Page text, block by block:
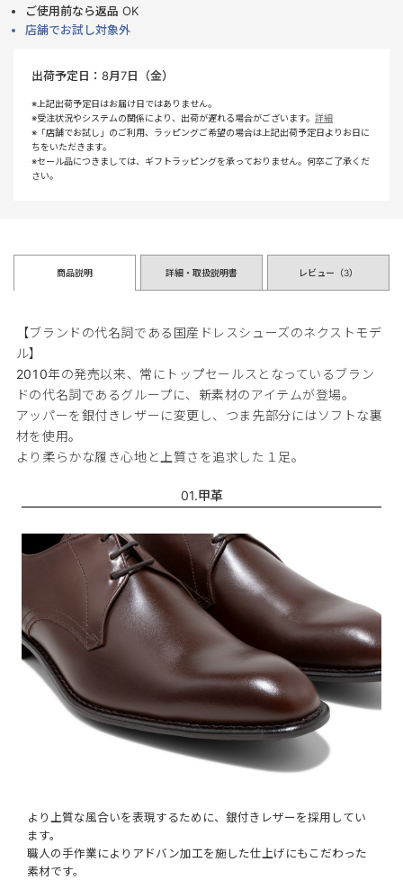
ご使用前なら返品 OK
店舗でお試し対象外
出荷予定日： 8月7日（金）
※上記出荷予定日はお届け日ではありません。
※受注状況やシステムの関係により、出荷が遅れる場合がございます。 詳細
※「店舗でお試し」のご利用、ラッピングご希望の場合は上記出荷予定日よりお日に
ちをいただきます。
※セール品につきましては、ギフトラッピングを承っておりません。何卒ご了承くだ
さい。
商品説明 詳細・取扱説明書 レビュー（3）
【ブランドの代名詞である国産ドレスシューズのネクストモデ
ル】
2010年の発売以来、常にトップセールスとなっているブラン
ドの代名詞であるグループに、新素材のアイテムが登場。
アッパーを銀付きレザーに変更し、つま先部分にはソフトな裏
材を使用。
より柔らかな履き心地と上質さを追求した１足。
01.甲革
より上質な風合いを表現するために、銀付きレザーを採用してい
ます。
職人の手作業によりアドバン加工を施した仕上げにもこだわった
素材です。